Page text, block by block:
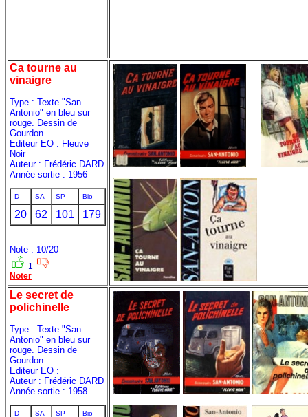
Ca tourne au
vinaigre
Type : Texte "San
Antonio" en bleu sur
rouge. Dessin de
Gourdon.
Editeur EO : Fleuve
Noir
Auteur : Frédéric DARD
Année sortie : 1956
D SA SP Bio
20 62 101 179
Note : 10/20
1
Noter
Le secret de
polichinelle
Type : Texte "San
Antonio" en bleu sur
rouge. Dessin de
Gourdon.
Editeur EO :
Auteur : Frédéric DARD
Année sortie : 1958
D SA SP Bio